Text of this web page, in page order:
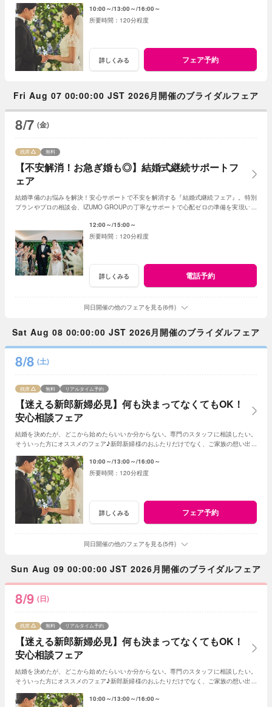
10:00～ 13:00～ 16:00～
120分程度
詳しくみる フェア予約
Fri Aug 07 00:00:00 JST 2026月開催のブライダルフェア
8/7 (金)
【不安解消！お急ぎ婚も◎】結婚式継続サポートフ
ェア
残席 無料
結婚準備のお悩みを解決！安心サポートで不安を解消する『結婚式継続フェア』。特別
プランやプロの相談会、IZUMO GROUPの丁寧なサポートで心配ゼロの準備を実現いた
12:00～ 15:00～
120分程度
詳しくみる 電話予約
同日開催の他のフェアを見る(6件)
Sat Aug 08 00:00:00 JST 2026月開催のブライダルフェア
8/8 (土)
【迷える新郎新婦必見】何も決まってなくてもOK！
安心相談フェア
残席 無料 リアルタイム予約
結婚を決めたが、どこから始めたらいいか分からない。専門のスタッフに相談したい。
そういった方にオススメのフェア♪新郎新婦様のおふたりだけでなく、ご家族の想い出に
10:00～ 13:00～ 16:00～
120分程度
詳しくみる フェア予約
同日開催の他のフェアを見る(5件)
Sun Aug 09 00:00:00 JST 2026月開催のブライダルフェア
8/9 (日)
【迷える新郎新婦必見】何も決まってなくてもOK！
安心相談フェア
残席 無料 リアルタイム予約
結婚を決めたが、どこから始めたらいいか分からない。専門のスタッフに相談したい。
そういった方にオススメのフェア♪新郎新婦様のおふたりだけでなく、ご家族の想い出に
10:00～ 13:00～ 16:00～